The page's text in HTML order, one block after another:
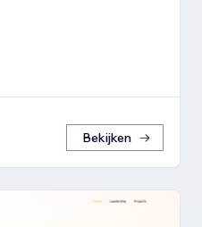
Bekijken